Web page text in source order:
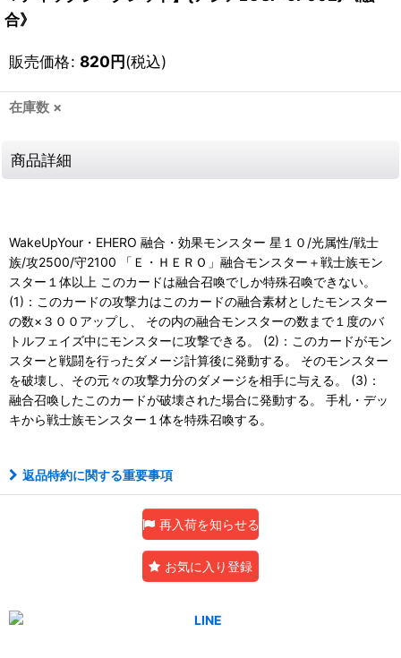
合》
販売価格: 820円(税込)
在庫数 ×
商品詳細
WakeUpYour・EHERO 融合・効果モンスター 星１０/光属性/戦士
族/攻2500/守2100 「Ｅ・ＨＥＲＯ」融合モンスター＋戦士族モン
スター１体以上 このカードは融合召喚でしか特殊召喚できない。
(1)：このカードの攻撃力はこのカードの融合素材としたモンスター
の数×３００アップし、 その内の融合モンスターの数まで１度のバ
トルフェイズ中にモンスターに攻撃できる。 (2)：このカードがモン
スターと戦闘を行ったダメージ計算後に発動する。 そのモンスター
を破壊し、その元々の攻撃力分のダメージを相手に与える。 (3)：
融合召喚したこのカードが破壊された場合に発動する。 手札・デッ
キから戦士族モンスター１体を特殊召喚する。
返品特約に関する重要事項
再入荷を知らせる
お気に入り登録